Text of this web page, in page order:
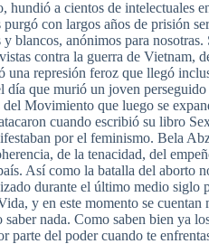
a cientos de intelectuales
con largos años de prisión
blancos, anónimos para
contra la guerra de Vietnam,
represión feroz que llegó
que murió un joven
Movimiento que luego se
cuando escribió su libro
por el feminismo. Bela
de la tenacidad, del
Así como la batalla del
durante el último medio siglo
y en este momento se cuentan
nada. Como saben bien ya
parte del poder cuando te